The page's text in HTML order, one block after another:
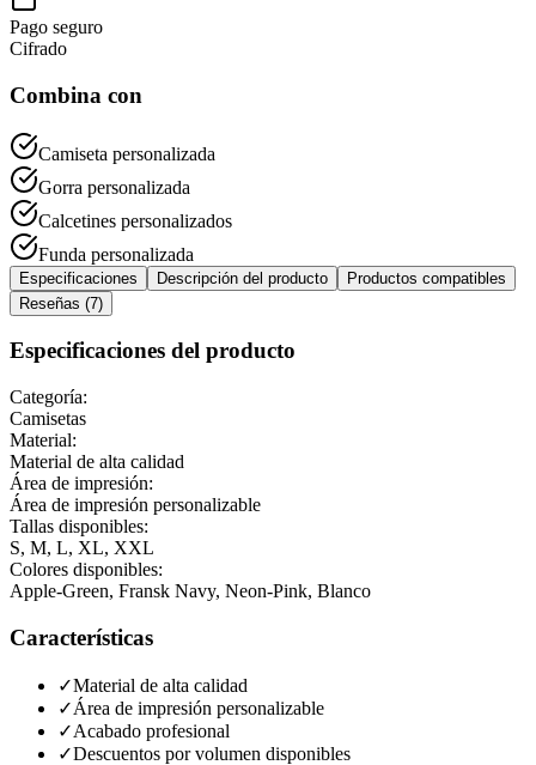
Pago seguro
Cifrado
Combina con
Camiseta personalizada
Gorra personalizada
Calcetines personalizados
Funda personalizada
Especificaciones Descripción del producto
Productos compatibles
Reseñas (7)
Especificaciones del producto
Categoría:
Camisetas
Material:
Material de alta calidad
Área de impresión:
Área de impresión personalizable
Tallas disponibles:
S, M, L, XL, XXL
Colores disponibles:
Apple-Green, Fransk Navy, Neon-Pink, Blanco
Características
✓Material de alta calidad
✓Área de impresión personalizable
✓Acabado profesional
✓Descuentos por volumen disponibles